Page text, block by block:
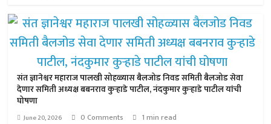
संत ज्ञानेश्वर महाराज पालखी सोहळ्यास बैलजोड निवड समिती बैलजोड सेवा
देणार समिती अध्यक्ष बबनराव कुऱ्हाडे पाटील, नंदकुमार कुऱ्हाडे पाटील यांची
घोषणा
June 20, 2026 0 Comments 1 min read